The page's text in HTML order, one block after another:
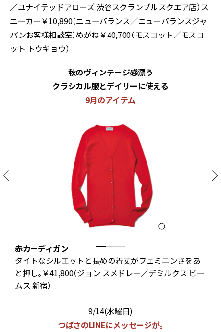
／ユナイテッドアローズ 渋谷スクランブルスクエア店）ス
ニーカー￥10,890（ニューバランス／ニューバランスジャ
パンお客様相談室）めがね￥40,700（モスコット／モスコ
ット トウキョウ）
秋のヴィンテージ感漂う
クラシカル服とデイリーに使える
9月のアイテム
赤カーディガン
タイトなシルエットと長めの着丈がフェミニンさをあ
と押し。￥41,800（ジョン スメドレー／デミルクス ビー
ムス 新宿）
9/14(水曜日)
つばさのLINEにメッセージが。